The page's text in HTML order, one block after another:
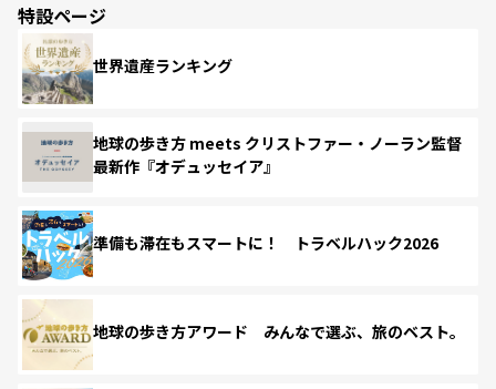
特設ページ
世界遺産ランキング
地球の歩き方 meets クリストファー・ノーラン監督
最新作『オデュッセイア』
準備も滞在もスマートに！ トラベルハック2026
地球の歩き方アワード みんなで選ぶ、旅のベスト。